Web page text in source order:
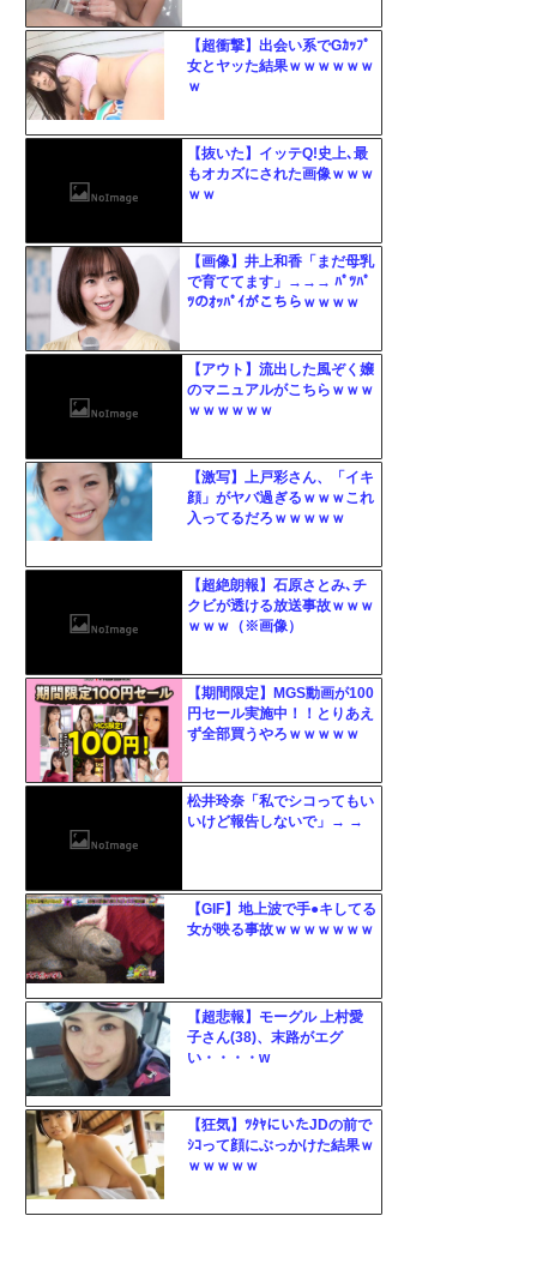
【超衝撃】出会い系でGｶｯﾌﾟ
女とヤッた結果ｗｗｗｗｗｗ
ｗ
【抜いた】イッテQ!史上､最
もオカズにされた画像ｗｗｗ
ｗｗ
【画像】井上和香「まだ母乳
で育ててます」→→→ ﾊﾟﾂﾊﾟ
ﾂのｵｯﾊﾟｲがこちらｗｗｗｗ
【アウト】流出した風ぞく嬢
のマニュアルがこちらｗｗｗ
ｗｗｗｗｗｗ
【激写】上戸彩さん、「イキ
顔」がヤバ過ぎるｗｗｗこれ
入ってるだろｗｗｗｗｗ
【超絶朗報】石原さとみ､チ
クビが透ける放送事故ｗｗｗ
ｗｗｗ（※画像）
【期間限定】MGS動画が100
円セール実施中！！とりあえ
ず全部買うやろｗｗｗｗｗ
松井玲奈「私でシコってもい
いけど報告しないで」→ →
【GIF】地上波で手●キしてる
女が映る事故ｗｗｗｗｗｗｗ
【超悲報】モーグル 上村愛
子さん(38)、末路がエグ
い・・・・w
【狂気】ﾂﾀﾔにいたJDの前で
ｼｺって顔にぶっかけた結果ｗ
ｗｗｗｗｗ